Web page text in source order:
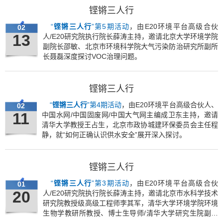
铿锵三人行
02
13
“铿锵三人行”第5期活动，由E20环境平台高级合伙
人/E20研究院执行院长薛涛主持，邀请北京大学环境学院
副院长邵敏、北京市环境科学院大气污染防治研究所副所
长聂磊深度探讨VOC治理问题。
铿锵三人行
02
11
“铿锵三人行”第4期活动，由E20环境平台高级合伙人、
中国水网/中国固废网/中国大气网主编成卫东主持，邀请
清华大学教授王占生，北京市政协城建环保委员会主任程
静，就“如何正确认识供水安全”展开深入探讨。
铿锵三人行
01
20
“铿锵三人行”第3期活动，由E20环境平台高级合伙
人/E20研究院执行院长薛涛主持，邀请北京市水科学技术
研究院教授级高级工程师李其军，清华大学环境学院环境
生物学教研所教授、博士生导师/清华大学研究生院副院